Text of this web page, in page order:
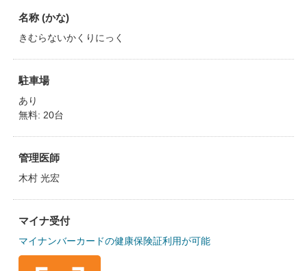
名称 (かな)
きむらないかくりにっく
駐車場
あり
無料: 20台
管理医師
木村 光宏
マイナ受付
マイナンバーカードの健康保険証利用が可能